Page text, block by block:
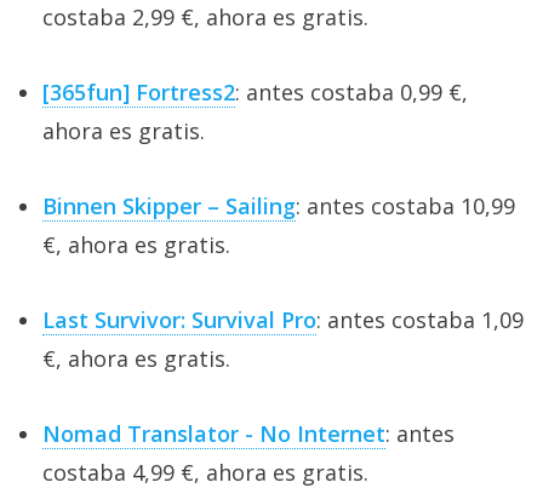
costaba 2,99 €, ahora es gratis.
[365fun] Fortress2: antes costaba 0,99 €,
ahora es gratis.
Binnen Skipper – Sailing: antes costaba 10,99
€, ahora es gratis.
Last Survivor: Survival Pro: antes costaba 1,09
€, ahora es gratis.
Nomad Translator - No Internet: antes
costaba 4,99 €, ahora es gratis.